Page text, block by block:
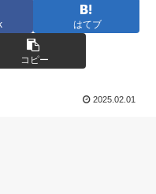
はてブ
コピー
2025.02.01